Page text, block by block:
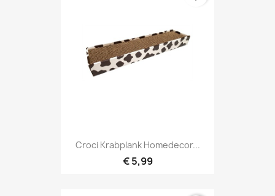
Croci Krabplank Homedecor...
€ 5,99